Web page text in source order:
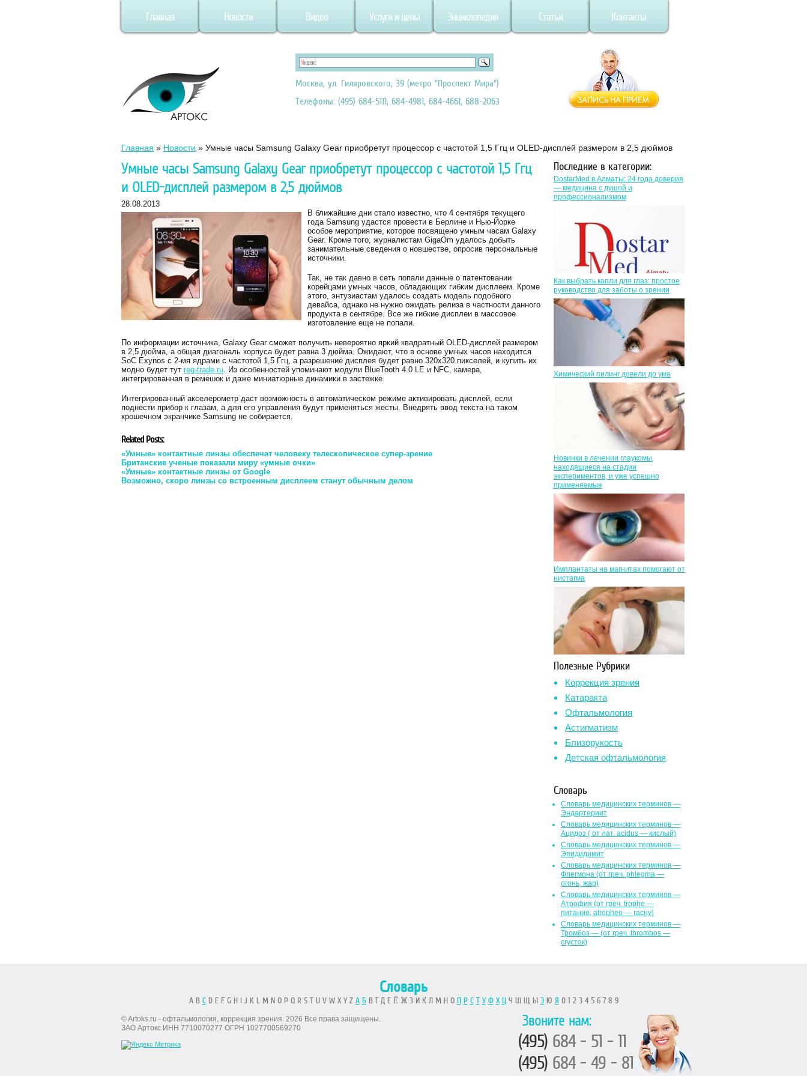
Главная Новости Видео Услуги и цены Энциклопедия Статьи Контакты
Москва, ул. Гиляровского, 39 (метро "Проспект Мира")
Телефоны: (495) 684-5111, 684-4981, 684-4661, 688-2063
Главная » Новости » Умные часы Samsung Galaxy Gear приобретут процессор с частотой 1,5 Ггц и OLED-дисплей размером в 2,5 дюймов
Умные часы Samsung Galaxy Gear приобретут процессор с частотой 1,5 Ггц
и OLED-дисплей размером в 2,5 дюймов
28.08.2013
В ближайшие дни стало известно, что 4 сентября текущего
года Samsung удастся провести в Берлине и Нью-Йорке
особое мероприятие, которое посвящено умным часам Galaxy
Gear. Кроме того, журналистам GigaOm удалось добыть
занимательные сведения о новшестве, опросив персональные
источники.
Так, не так давно в сеть попали данные о патентовании
корейцами умных часов, обладающих гибким дисплеем. Кроме
этого, энтузиастам удалось создать модель подобного
девайса, однако не нужно ожидать релиза в частности данного
продукта в сентябре. Все же гибкие дисплеи в массовое
изготовление еще не попали.
По информации источника, Galaxy Gear сможет получить невероятно яркий квадратный OLED-дисплей размером
в 2,5 дюйма, а общая диагональ корпуса будет равна 3 дюйма. Ожидают, что в основе умных часов находится
SoC Exynos с 2-мя ядрами с частотой 1,5 Ггц, а разрешение дисплея будет равно 320х320 пикселей, и купить их
модно будет тут reg-trade.ru. Из особенностей упоминают модули BlueTooth 4.0 LE и NFC, камера,
интегрированная в ремешок и даже миниатюрные динамики в застежке.
Интегрированный акселерометр даст возможность в автоматическом режиме активировать дисплей, если
поднести прибор к глазам, а для его управления будут применяться жесты. Внедрять ввод текста на таком
крошечном экранчике Samsung не собирается.
Related Posts:
«Умные» контактные линзы обеспечат человеку телескопическое супер-зрение
Британские ученые показали миру «умные очки»
«Умные» контактные линзы от Google
Возможно, скоро линзы со встроенным дисплеем станут обычным делом
Последние в категории:
DostarMed в Алматы: 24 года доверия
— медицина с душой и
профессионализмом
Как выбрать капли для глаз: простое
руководство для заботы о зрении
Химический пилинг довели до ума
Новинки в лечении глаукомы,
находящиеся на стадии
экспериментов, и уже успешно
применяемые
Имплантаты на магнитах помогают от
нистагма
Полезные Рубрики
Коррекция зрения
Катаракта
Офтальмология
Астигматизм
Близорукость
Детская офтальмология
Словарь
Словарь медицинских терминов —
Эндартериит
Словарь медицинских терминов —
Ацидоз ( от лат. асidus — кислый)
Словарь медицинских терминов —
Эпидидимит
Словарь медицинских терминов —
Флегмона (от гpeч. phlegma —
огонь, жар)
Словарь медицинских терминов —
Атрофия (от греч. trophe —
питание, atropheo — гасну)
Словарь медицинских терминов —
Тромбоз — (от греч. thrombos —
сгусток)
Словарь
A B CD E F G H I J K L M N O P Q R S T U V W X Y Z А БВ Г Д Е Ё Ж З И К Л М Н О П Р С Т У Ф Х ЦЧ Ш Щ Ы ЭЮ Я 0 1 2 3 4 5 6 7 8 9
© Artoks.ru - офтальмология, коррекция зрения. 2026 Все права защищены.
ЗАО Артокс ИНН 7710070277 ОГРН 1027700569270
Звоните нам:
(495) 684 - 51 - 11
(495) 684 - 49 - 81